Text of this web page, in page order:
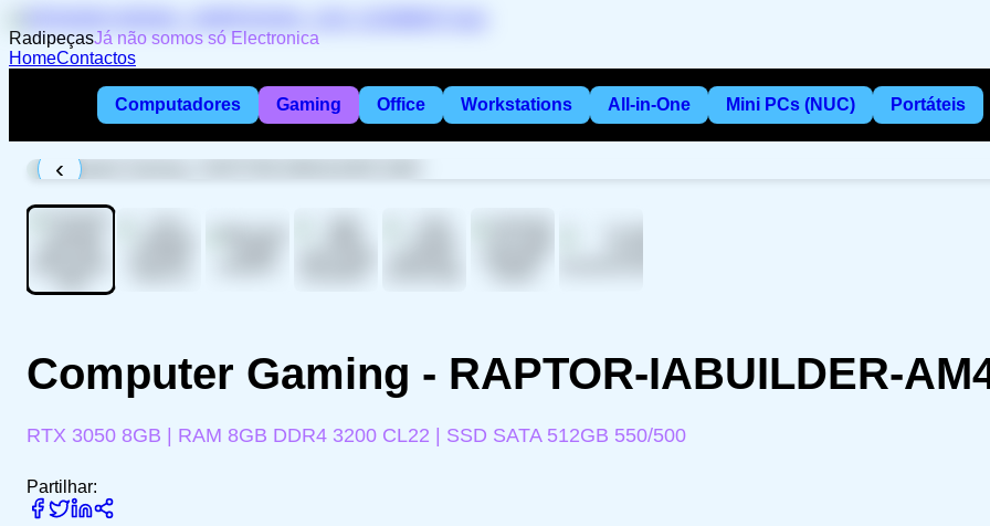
RadipeçasJá não somos só Electronica
HomeContactos
Computadores Gaming Office Workstations All-in-One Mini PCs (NUC) Portáteis
‹
Computer Gaming - RAPTOR-IABUILDER-
RTX 3050 8GB | RAM 8GB DDR4 3200 CL22 | SSD SATA 512GB 550/500
Partilhar: